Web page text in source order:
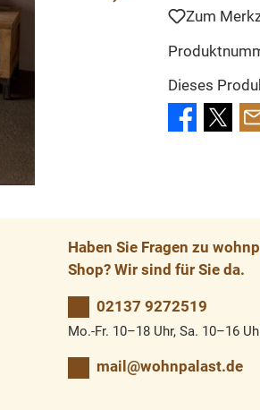
Zum
Dieses
Haben Sie Fragen zu
Shop? Wir sind für Sie da.
02137 9272519
Mo.-Fr. 10–18 Uhr, Sa. 10–16
mail@wohnpalast.de